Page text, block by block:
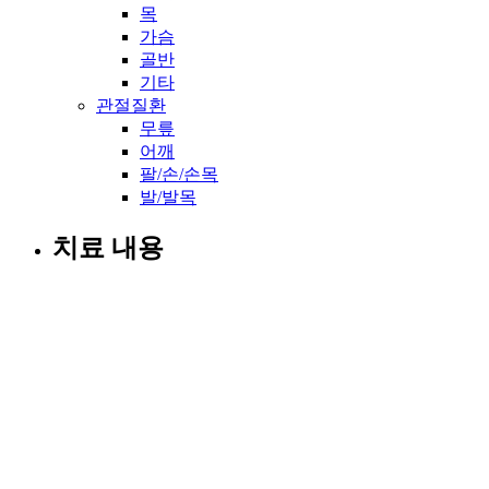
목
가슴
골반
기타
관절질환
무릎
어깨
팔/손/손목
발/발목
치료 내용